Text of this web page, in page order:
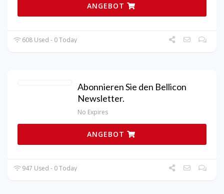
ANGEBOT
608 Used - 0 Today
Abonnieren Sie den Bellicon
Newsletter.
No Expires
ANGEBOT
947 Used - 0 Today